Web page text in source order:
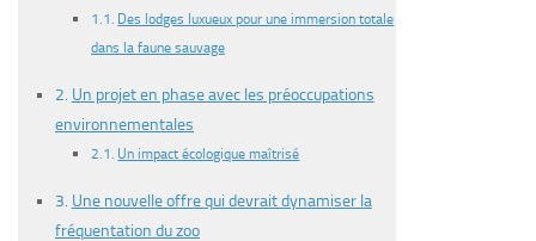
Des lodges luxueux pour une immersion totale
dans la faune sauvage
Un projet en phase avec les préoccupations
environnementales
Un impact écologique maîtrisé
Une nouvelle offre qui devrait dynamiser la
fréquentation du zoo